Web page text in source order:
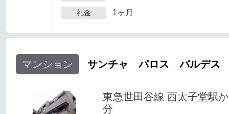
礼金 1ヶ月
マンション サンチャ パロス バルデス
東急世田谷線 西太子堂駅
分